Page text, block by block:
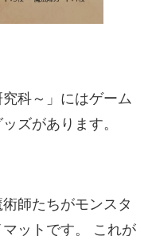
究科～」にはゲーム
ズがあります。
師たちがモンスタ
ットです。 これが